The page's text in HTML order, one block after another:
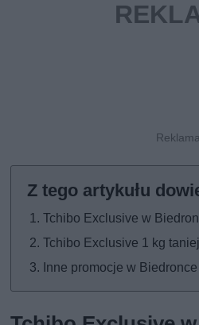
Tchibo Exclusive w
Tchibo Exclusive 1 kg
Inne promocje w